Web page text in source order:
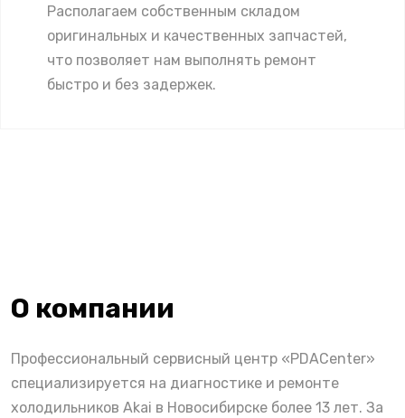
Располагаем собственным складом
оригинальных и качественных запчастей,
что позволяет нам выполнять ремонт
быстро и без задержек.
О компании
Профессиональный сервисный центр «PDACenter»
специализируется на диагностике и ремонте
холодильников Akai в Новосибирске более 13 лет. За